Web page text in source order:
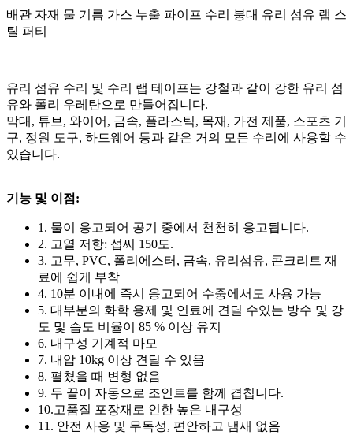
배관 자재 물 기름 가스 누출 파이프 수리 붕대 유리 섬유 랩 스
틸 퍼티
유리 섬유 수리 및 수리 랩 테이프는 강철과 같이 강한 유리 섬
유와 폴리 우레탄으로 만들어집니다.
막대, 튜브, 와이어, 금속, 플라스틱, 목재, 가전 제품, 스포츠 기
구, 정원 도구, 하드웨어 등과 같은 거의 모든 수리에 사용할 수
있습니다.
기능 및 이점:
1. 물이 응고되어 공기 중에서 천천히 응고됩니다.
2. 고열 저항: 섭씨 150도.
3. 고무, PVC, 폴리에스터, 금속, 유리섬유, 콘크리트 재
료에 쉽게 부착
4. 10분 이내에 즉시 응고되어 수중에서도 사용 가능
5. 대부분의 화학 용제 및 연료에 견딜 수있는 방수 및 강
도 및 습도 비율이 85 % 이상 유지
6. 내구성 기계적 마모
7. 내압 10kg 이상 견딜 수 있음
8. 펼쳤을 때 변형 없음
9. 두 끝이 자동으로 조인트를 함께 겹칩니다.
10.고품질 포장재로 인한 높은 내구성
11. 안전 사용 및 무독성, 편안하고 냄새 없음